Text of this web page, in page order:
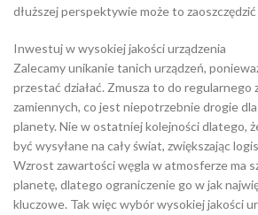
dłuższej perspektywie może to
Inwestuj w wysokiej jakości urządzenia
Zalecamy unikanie tanich urządzeń,
przestać działać. Zmusza to do regularnego
zamiennych, co jest niepotrzebnie drogie
planety. Nie w ostatniej kolejności dlatego,
być wysyłane na cały świat, zwiększając
Wzrost zawartości węgla w atmosferze ma
planetę, dlatego ograniczenie go w jak
kluczowe. Tak więc wybór wysokiej jakości